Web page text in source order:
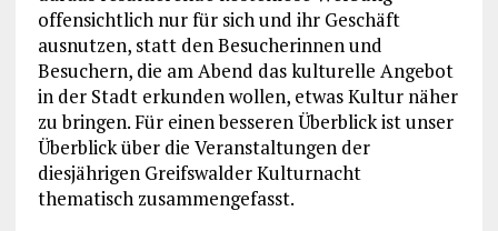
offensichtlich nur für sich und ihr Geschäft
ausnutzen, statt den Besucherinnen und
Besuchern, die am Abend das kulturelle Angebot
in der Stadt erkunden wollen, etwas Kultur näher
zu bringen. Für einen besseren Überblick ist unser
Überblick über die Veranstaltungen der
diesjährigen Greifswalder Kulturnacht
thematisch zusammengefasst.